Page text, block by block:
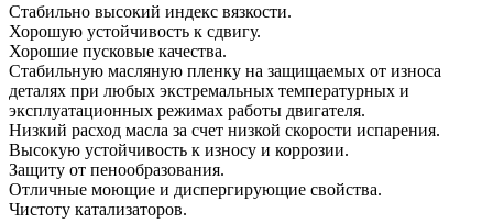
Стабильно высокий индекс вязкости.
Хорошую устойчивость к сдвигу.
Хорошие пусковые качества.
Стабильную масляную пленку на защищаемых от износа
деталях при любых экстремальных температурных и
эксплуатационных режимах работы двигателя.
Низкий расход масла за счет низкой скорости испарения.
Высокую устойчивость к износу и коррозии.
Защиту от пенообразования.
Отличные моющие и диспергирующие свойства.
Чистоту катализаторов.